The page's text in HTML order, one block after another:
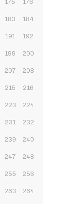
175 176
183 184
191 192
199 200
207 208
215 216
223 224
231 232
239 240
247 248
255 256
263 264